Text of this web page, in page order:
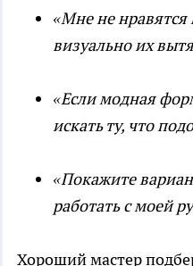
«Мне не
визуально их
«Если модная
искать ту, что
«Покажите
работать с моей
Хороший мастер